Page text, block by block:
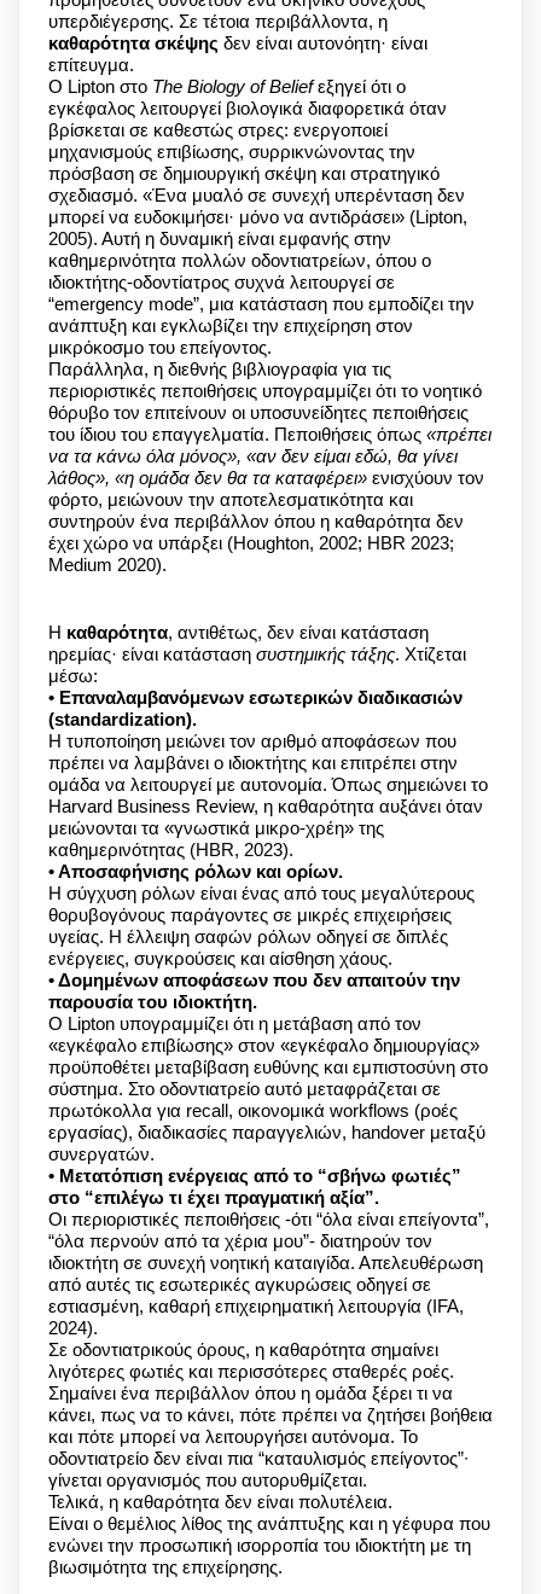
υπερδιέγερσης. Σε τέτοια περιβάλλοντα, η
καθαρότητα σκέψης δεν είναι αυτονόητη· είναι
επίτευγμα.
Ο Lipton στο The Biology of Beliefεξηγεί ότι ο
εγκέφαλος λειτουργεί βιολογικά διαφορετικά όταν
βρίσκεται σε καθεστώς στρες: ενεργοποιεί
μηχανισμούς επιβίωσης, συρρικνώνοντας την
πρόσβαση σε δημιουργική σκέψη και στρατηγικό
σχεδιασμό. «Ένα μυαλό σε συνεχή υπερένταση δεν
μπορεί να ευδοκιμήσει· μόνο να αντιδράσει» (Lipton,
2005). Αυτή η δυναμική είναι εμφανής στην
καθημερινότητα πολλών οδοντιατρείων, όπου ο
ιδιοκτήτης-οδοντίατρος συχνά λειτουργεί σε
“emergency mode”, μια κατάσταση που εμποδίζει την
ανάπτυξη και εγκλωβίζει την επιχείρηση στον
μικρόκοσμο του επείγοντος.
Παράλληλα, η διεθνής βιβλιογραφία για τις
περιοριστικές πεποιθήσεις υπογραμμίζει ότι το νοητικό
θόρυβο τον επιτείνουν οι υποσυνείδητες πεποιθήσεις
του ίδιου του επαγγελματία. Πεποιθήσεις όπως «πρέπει
να τα κάνω όλα μόνος», «αν δεν είμαι εδώ, θα γίνει
λάθος», «η ομάδα δεν θα τα καταφέρει» ενισχύουν τον
φόρτο, μειώνουν την αποτελεσματικότητα και
συντηρούν ένα περιβάλλον όπου η καθαρότητα δεν
έχει χώρο να υπάρξει (Houghton, 2002; HBR 2023;
Medium 2020).
Η καθαρότητα, αντιθέτως, δεν είναι κατάσταση
ηρεμίας· είναι κατάσταση συστημικής τάξης. Χτίζεται
μέσω:
• Επαναλαμβανόμενων εσωτερικών διαδικασιών
(standardization).
Η τυποποίηση μειώνει τον αριθμό αποφάσεων που
πρέπει να λαμβάνει ο ιδιοκτήτης και επιτρέπει στην
ομάδα να λειτουργεί με αυτονομία. Όπως σημειώνει το
Harvard Business Review, η καθαρότητα αυξάνει όταν
μειώνονται τα «γνωστικά μικρο-χρέη» της
καθημερινότητας (HBR, 2023).
• Αποσαφήνισης ρόλων και ορίων.
Η σύγχυση ρόλων είναι ένας από τους μεγαλύτερους
θορυβογόνους παράγοντες σε μικρές επιχειρήσεις
υγείας. Η έλλειψη σαφών ρόλων οδηγεί σε διπλές
ενέργειες, συγκρούσεις και αίσθηση χάους.
• Δομημένων αποφάσεων που δεν απαιτούν την
παρουσία του ιδιοκτήτη.
Ο Lipton υπογραμμίζει ότι η μετάβαση από τον
«εγκέφαλο επιβίωσης» στον «εγκέφαλο δημιουργίας»
προϋποθέτει μεταβίβαση ευθύνης και εμπιστοσύνη στο
σύστημα. Στο οδοντιατρείο αυτό μεταφράζεται σε
πρωτόκολλα για recall, οικονομικά workflows (ροές
εργασίας), διαδικασίες παραγγελιών, handover μεταξύ
συνεργατών.
• Μετατόπιση ενέργειας από το “σβήνω φωτιές”
στο “επιλέγω τι έχει πραγματική αξία”.
Οι περιοριστικές πεποιθήσεις -ότι “όλα είναι επείγοντα”,
“όλα περνούν από τα χέρια μου”- διατηρούν τον
ιδιοκτήτη σε συνεχή νοητική καταιγίδα. Απελευθέρωση
από αυτές τις εσωτερικές αγκυρώσεις οδηγεί σε
εστιασμένη, καθαρή επιχειρηματική λειτουργία (IFA,
2024).
Σε οδοντιατρικούς όρους, η καθαρότητα σημαίνει
λιγότερες φωτιές και περισσότερες σταθερές ροές.
Σημαίνει ένα περιβάλλον όπου η ομάδα ξέρει τι να
κάνει, πως να το κάνει, πότε πρέπει να ζητήσει βοήθεια
και πότε μπορεί να λειτουργήσει αυτόνομα. Το
οδοντιατρείο δεν είναι πια “καταυλισμός επείγοντος”∙
γίνεται οργανισμός που αυτορυθμίζεται.
Τελικά, η καθαρότητα δεν είναι πολυτέλεια.
Είναι ο θεμέλιος λίθος της ανάπτυξης και η γέφυρα που
ενώνει την προσωπική ισορροπία του ιδιοκτήτη με τη
βιωσιμότητα της επιχείρησης.